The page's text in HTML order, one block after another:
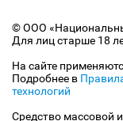
© ООО
Для лиц старше 18
На сайте
Подробнее в
технологий
Средство массовой